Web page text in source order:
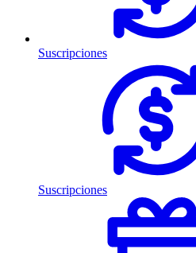
Suscripciones
Suscripciones